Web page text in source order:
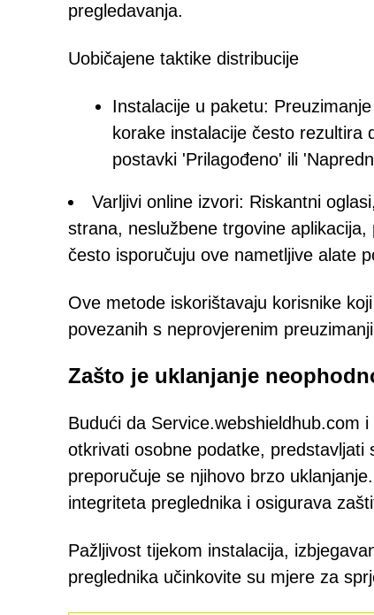
pregledavanja.
Uobičajene taktike distribucije
Instalacije u paketu:
korake instalacije često rezultira
postavki 'Prilagođeno' ili
Varljivi online izvori: Riskantni
strana, neslužbene trgovine
često isporučuju ove nametljive alate
Ove metode iskorištavaju korisnike
povezanih s neprovjerenim
Zašto je uklanjanje
Budući da Service.webshieldhub.com
otkrivati osobne podatke, predstavljati
preporučuje se njihovo brzo
integriteta preglednika i osigurava
Pažljivost tijekom instalacija,
preglednika učinkovite su mjere za